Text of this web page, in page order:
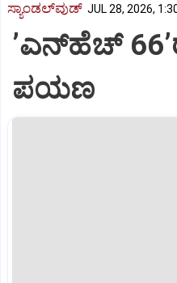
ಸ್ಯಾಂಡಲ್‌ವುಡ್‌ JUL 28, 2026,
ʼಎನ್‌ಹೆಚ್‌
ಪಯಣ